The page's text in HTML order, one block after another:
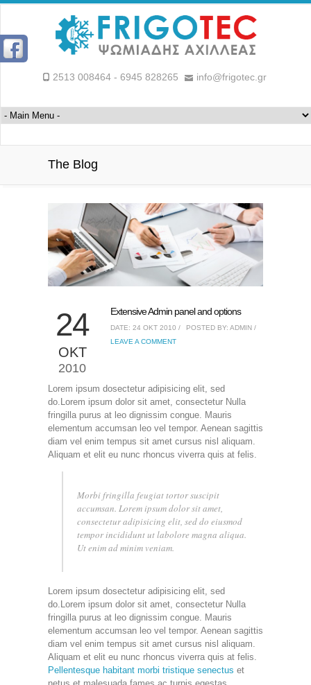
2513 008464 - 6945 828265 info@frigotec.gr
The Blog
24
ΟΚΤ
2010
Extensive Admin panel and options
DATE: 24 ΟΚΤ 2010 /
POSTED BY: ADMIN /
LEAVE A COMMENT
Lorem ipsum dosectetur adipisicing elit, sed
do.Lorem ipsum dolor sit amet, consectetur Nulla
fringilla purus at leo dignissim congue. Mauris
elementum accumsan leo vel tempor. Aenean sagittis
diam vel enim tempus sit amet cursus nisl aliquam.
Aliquam et elit eu nunc rhoncus viverra quis at felis.
Morbi fringilla feugiat tortor suscipit
accumsan. Lorem ipsum dolor sit amet,
consectetur adipisicing elit, sed do eiusmod
tempor incididunt ut labolore magna aliqua.
Ut enim ad minim veniam.
Lorem ipsum dosectetur adipisicing elit, sed
do.Lorem ipsum dolor sit amet, consectetur Nulla
fringilla purus at leo dignissim congue. Mauris
elementum accumsan leo vel tempor. Aenean sagittis
diam vel enim tempus sit amet cursus nisl aliquam.
Aliquam et elit eu nunc rhoncus viverra quis at felis.
Pellentesque habitant morbi tristique senectus et